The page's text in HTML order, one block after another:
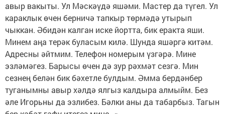
авыр вакыты. Ул Мәскәүдә яшәми. Мастер да түгел. Ул
караклык өчен берничә тапкыр төрмәдә утырып
чыккан. Әбидән калган иске йортта, бик еракта яши.
Минем аңа терәк буласым килә. Шунда яшәргә китәм.
Адресны әйтмим. Телефон номерым үзгәрә. Мине
эзләмәгез. Барысы өчен дә зур рәхмәт сезгә. Мин
сезнең белән бик бәхетле булдым. Әмма бердәнбер
туганымны авыр хәлдә ялгыз калдыра алмыйм. Без
әле Игорьны да эзлибез. Бәлки аны да табарбыз. Тагын